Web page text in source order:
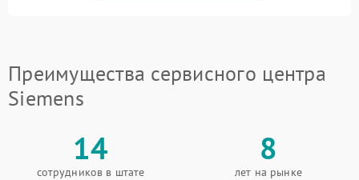
Преимущества сервисного центра
Siemens
14
сотрудников в штате
8
лет на рынке